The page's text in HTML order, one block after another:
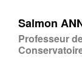
Salmon
Professeur